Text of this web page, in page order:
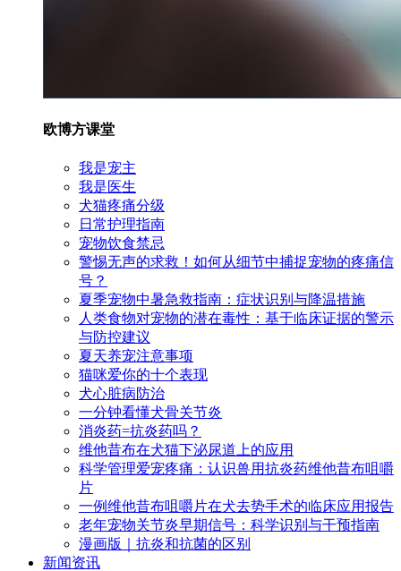
欧博方课堂
我是宠主
我是医生
犬猫疼痛分级
日常护理指南
宠物饮食禁忌
警惕无声的求救！如何从细节中捕捉宠物的疼痛信
号？
夏季宠物中暑急救指南：症状识别与降温措施
人类食物对宠物的潜在毒性：基于临床证据的警示
与防控建议
夏天养宠注意事项
猫咪爱你的十个表现
犬心脏病防治
一分钟看懂犬骨关节炎
消炎药=抗炎药吗？
维他昔布在犬猫下泌尿道上的应用
科学管理爱宠疼痛：认识兽用抗炎药维他昔布咀嚼
片
一例维他昔布咀嚼片在犬去势手术的临床应用报告
老年宠物关节炎早期信号：科学识别与干预指南
漫画版｜抗炎和抗菌的区别
新闻资讯